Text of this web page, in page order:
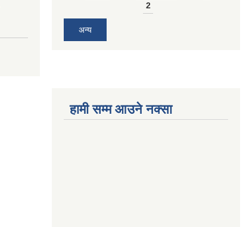
2
अन्य
हामी सम्म आउने नक्सा